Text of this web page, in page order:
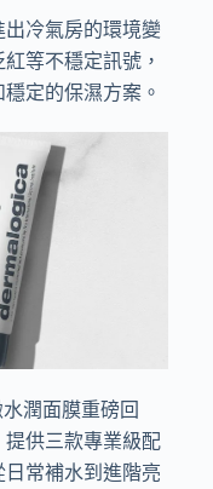
冷氣房的環境變
等不穩定訊號，
定的保濕方案。
潤面膜重磅回
供三款專業級配
常補水到進階亮